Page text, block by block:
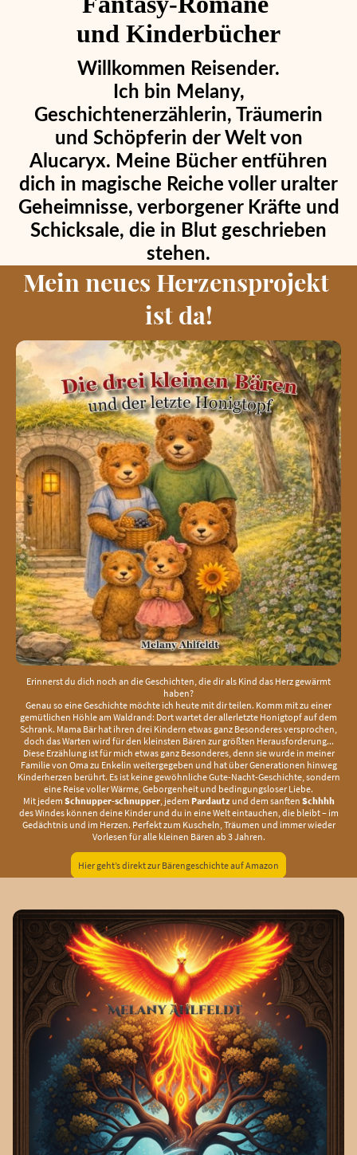
und Kinderbücher
Willkommen Reisender.
Ich bin Melany,
Geschichtenerzählerin, Träumerin
und Schöpferin der Welt von
Alucaryx. Meine Bücher entführen
dich in magische Reiche voller uralter
Geheimnisse, verborgener Kräfte und
Schicksale, die in Blut geschrieben
stehen.
Mein neues Herzensprojekt
ist da!
Erinnerst du dich noch an die Geschichten, die dir als Kind das Herz gewärmt
haben?
Genau so eine Geschichte möchte ich heute mit dir teilen. Komm mit zu einer
gemütlichen Höhle am Waldrand: Dort wartet der allerletzte Honigtopf auf dem
Schrank. Mama Bär hat ihren drei Kindern etwas ganz Besonderes versprochen,
doch das Warten wird für den kleinsten Bären zur größten Herausforderung...
Diese Erzählung ist für mich etwas ganz Besonderes, denn sie wurde in meiner
Familie von Oma zu Enkelin weitergegeben und hat über Generationen hinweg
Kinderherzen berührt. Es ist keine gewöhnliche Gute-Nacht-Geschichte, sondern
eine Reise voller Wärme, Geborgenheit und bedingungsloser Liebe.
Mit jedem Schnupper-schnupper, jedem Pardautzund dem sanften Schhhh
des Windes können deine Kinder und du in eine Welt eintauchen, die bleibt – im
Gedächtnis und im Herzen. Perfekt zum Kuscheln, Träumen und immer wieder
Vorlesen für alle kleinen Bären ab 3 Jahren.
Hier geht’s direkt zur Bärengeschichte auf Amazon